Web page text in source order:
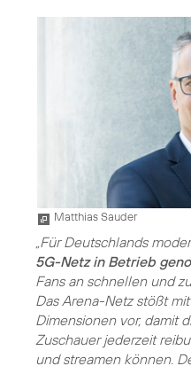
Matthias Sauder
„Für Deutschlands
5G-Netz in Betrieb
Fans an schnellen und
Das Arena-Netz stößt mit
Dimensionen vor, damit
Zuschauer jederzeit
und streamen können.